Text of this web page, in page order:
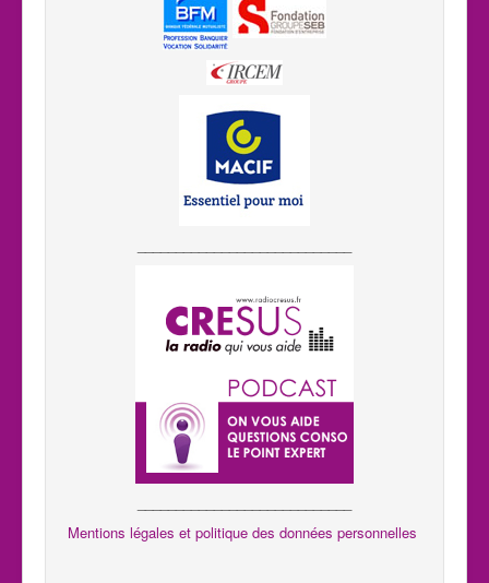
Mentions légales et politique des données personnelles